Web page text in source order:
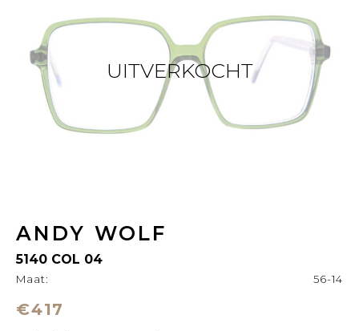
UITVERKOCHT
ANDY WOLF
5140 COL 04
Maat: 56-14
€417